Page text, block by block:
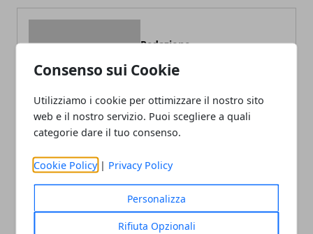
Consenso sui Cookie
Utilizziamo i cookie per ottimizzare il nostro sito
web e il nostro servizio. Puoi scegliere a quali
categorie dare il tuo consenso.
Cookie Policy | Privacy Policy
Personalizza
Rifiuta Opzionali
Redazione
Blogger di tecnologia, viaggi ed
economia. La mia passione per la
intraprendere l'attività di gestione
portali web che porto avanti dal
2010.
ARTICOLI CORRELATI